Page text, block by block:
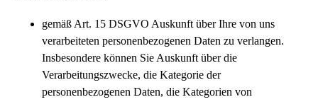
gemäß Art. 15 DSGVO Auskunft über Ihre von uns
verarbeiteten personenbezogenen Daten zu verlangen.
Insbesondere können Sie Auskunft über die
Verarbeitungszwecke, die Kategorie der
personenbezogenen Daten, die Kategorien von